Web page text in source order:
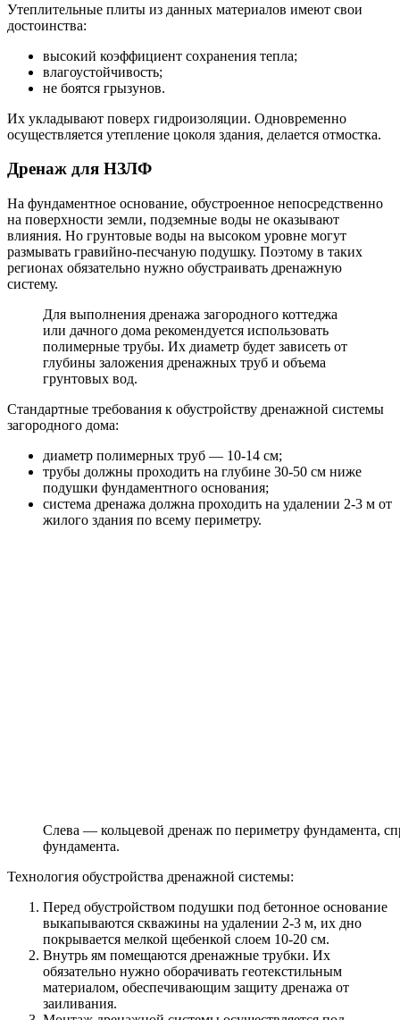
Утеплительные плиты из данных материалов имеют свои
достоинства:
высокий коэффициент сохранения тепла;
влагоустойчивость;
не боятся грызунов.
Их укладывают поверх гидроизоляции. Одновременно
осуществляется утепление цоколя здания, делается отмостка.
Дренаж для НЗЛФ
На фундаментное основание, обустроенное непосредственно
на поверхности земли, подземные воды не оказывают
влияния. Но грунтовые воды на высоком уровне могут
размывать гравийно-песчаную подушку. Поэтому в таких
регионах обязательно нужно обустраивать дренажную
систему.
Для выполнения дренажа загородного коттеджа
или дачного дома рекомендуется использовать
полимерные трубы. Их диаметр будет зависеть от
глубины заложения дренажных труб и объема
грунтовых вод.
Стандартные требования к обустройству дренажной системы
загородного дома:
диаметр полимерных труб — 10-14 см;
трубы должны проходить на глубине 30-50 см ниже
подушки фундаментного основания;
система дренажа должна проходить на удалении 2-3 м от
жилого здания по всему периметру.
Слева — кольцевой дренаж по периметру фундамента,
фундамента.
Технология обустройства дренажной системы:
Перед обустройством подушки под бетонное основание
выкапываются скважины на удалении 2-3 м, их дно
покрывается мелкой щебенкой слоем 10-20 см.
Внутрь ям помещаются дренажные трубки. Их
обязательно нужно оборачивать геотекстильным
материалом, обеспечивающим защиту дренажа от
заиливания.